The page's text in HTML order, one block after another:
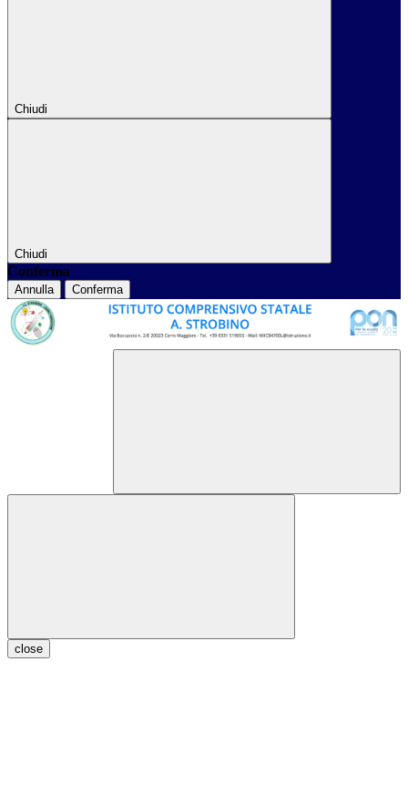
Chiudi
Chiudi
Conferma
Annulla Conferma
close